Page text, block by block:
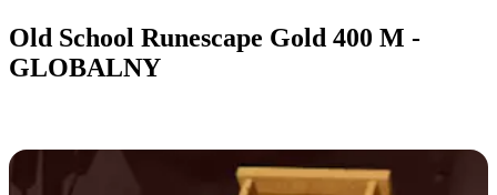
Old School Runescape Gold 400 M -
GLOBALNY